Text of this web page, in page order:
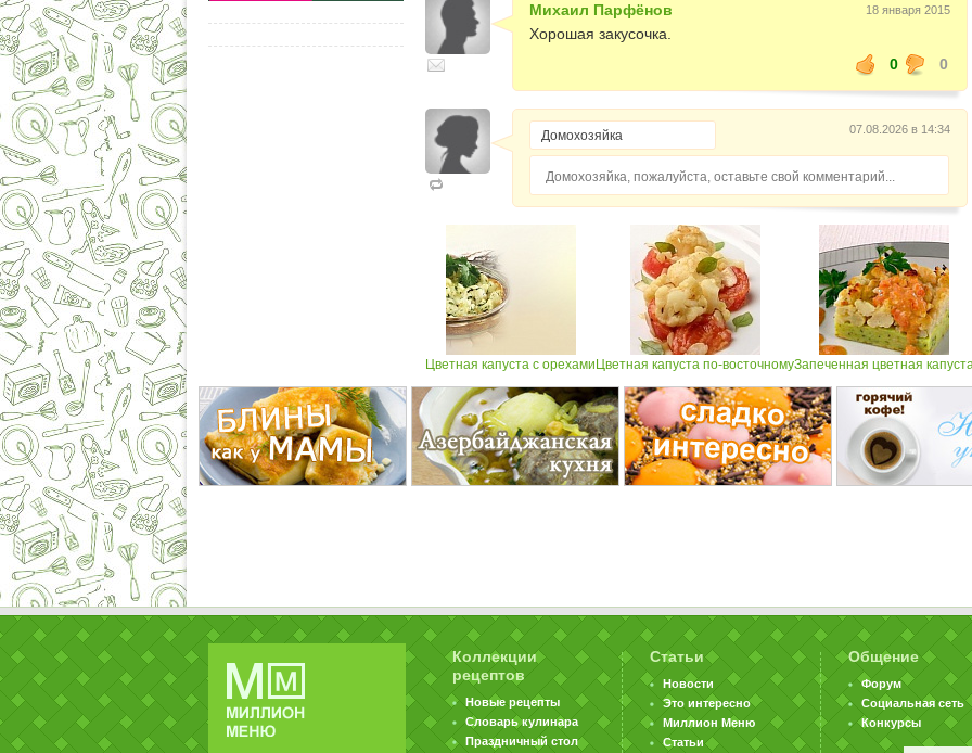
Михаил Парфёнов 18 января 2015
Хорошая закусочка.
0
0
07.08.2026 в 14:34
Домохозяйка, пожалуйста, оставьте свой комментарий...
Цветная капуста с орехами Цветная капуста по-восточномуЗапеченная цветная
Коллекции
рецептов
Новые рецепты
Словарь кулинара
Праздничный стол
Статьи
Новости
Это интересно
Миллион Меню
Статьи
Общение
Форум
Социальная сеть
Конкурсы